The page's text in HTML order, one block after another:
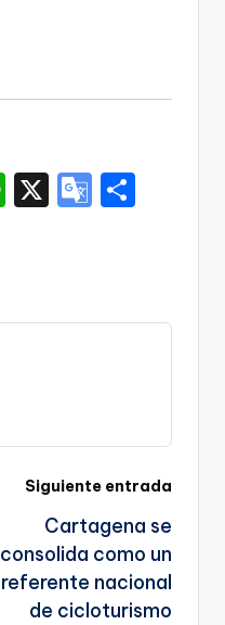
W
A
X
G
e
a
te
Siguiente entrada
Cartagena se
consolida como un
referente nacional
de cicloturismo